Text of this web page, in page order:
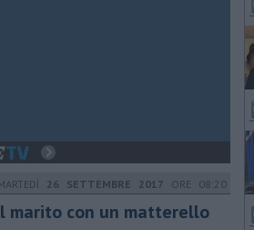
26 SETTEMBRE 2017 ORE 08:20
marito con un matterello